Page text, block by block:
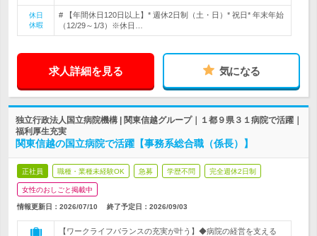
休日
休暇
# 【年間休日120日以上】* 週休2日制（土・日）* 祝日* 年末年始
（12/29～1/3）※休日…
求人詳細を見る 気になる
独立行政法人国立病院機構 | 関東信越グループ｜１都９県３１病院で活躍｜
福利厚生充実
関東信越の国立病院で活躍【事務系総合職（係長）】
正社員 職種・業種未経験OK 急募 学歴不問 完全週休2日制
女性のおしごと掲載中
情報更新日：2026/07/10 終了予定日： 2026/09/03
【ワークライフバランスの充実が叶う】◆病院の経営を支える